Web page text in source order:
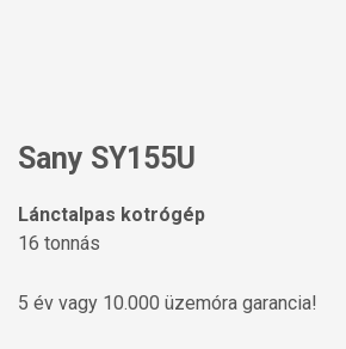
Sany SY155U
Lánctalpas kotrógép
16 tonnás
5 év vagy 10.000 üzemóra garancia!